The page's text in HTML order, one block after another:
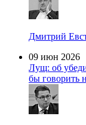
Дмитрий
09 июн 2026
Лущ: об
бы говорить